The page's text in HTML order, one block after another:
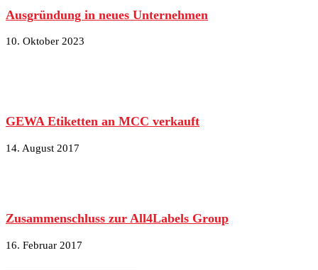
Ausgründung in neues Unternehmen
10. Oktober 2023
GEWA Etiketten an MCC verkauft
14. August 2017
Zusammenschluss zur All4Labels Group
16. Februar 2017